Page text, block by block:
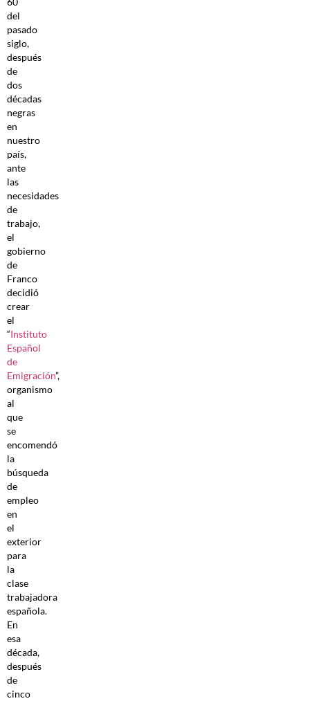
del
pasado
siglo,
después
de
dos
décadas
negras
en
nuestro
país,
ante
las
necesidades
de
trabajo,
el
gobierno
de
Franco
decidió
crear
el
“Instituto
Español
de
Emigración”,
organismo
al
que
se
encomendó
la
búsqueda
de
empleo
en
el
exterior
para
la
clase
trabajadora
española.
En
esa
década,
después
de
cinco